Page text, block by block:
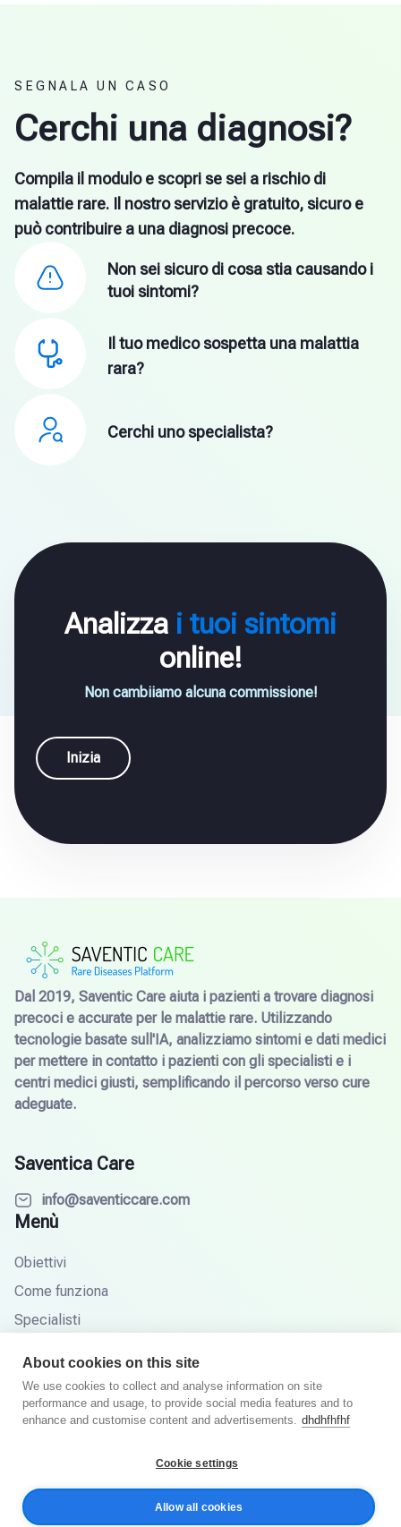
SEGNALA UN CASO
Cerchi una diagnosi?
Compila il modulo e scopri se sei a rischio di
malattie rare. Il nostro servizio è gratuito, sicuro e
può contribuire a una diagnosi precoce.
Non sei sicuro di cosa stia causando i
tuoi sintomi?
Il tuo medico sospetta una malattia
rara?
Cerchi uno specialista?
Analizza i tuoi sintomi
online!
Non cambiiamo alcuna commissione!
Inizia
Dal 2019, Saventic Care aiuta i pazienti a trovare diagnosi
precoci e accurate per le malattie rare. Utilizzando
tecnologie basate sull'IA, analizziamo sintomi e dati medici
per mettere in contatto i pazienti con gli specialisti e i
centri medici giusti, semplificando il percorso verso cure
adeguate.
Saventica Care
info@saventiccare.com
Menù
Obiettivi
Come funziona
Specialisti
Base di conoscenza
Domande frequenti
Termini e Condizioni
About cookies on this site
We use cookies to collect and analyse information on site
performance and usage, to provide social media features and to
enhance and customise content and advertisements. dhdhfhfhf
Cookie settings
Allow all cookies